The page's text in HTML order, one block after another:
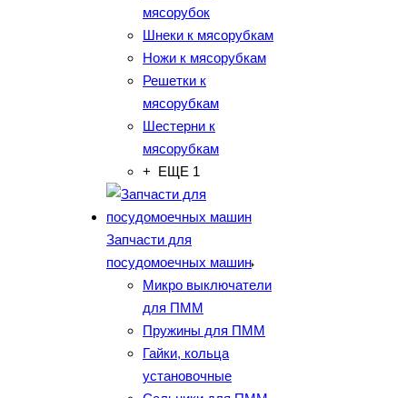
мясорубок
Шнеки к мясорубкам
Ножи к мясорубкам
Решетки к
мясорубкам
Шестерни к
мясорубкам
+ ЕЩЕ 1
Запчасти для
посудомоечных машин
Микро выключатели
для ПММ
Пружины для ПММ
Гайки, кольца
установочные